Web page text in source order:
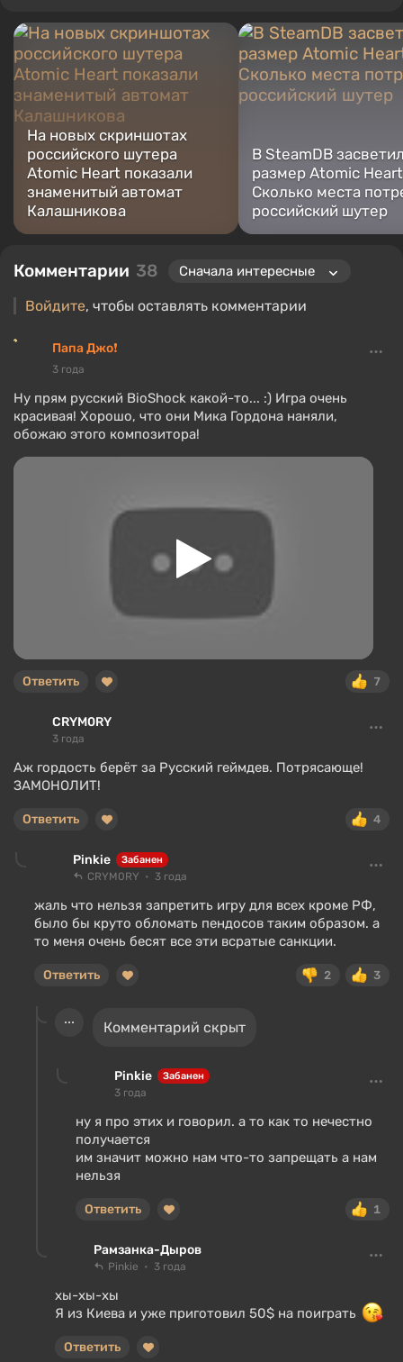
На новых скриншотах
российского шутера
Atomic Heart показали
знаменитый автомат
Калашникова
В SteamDB
размер Atomic
Сколько места
российский шутер
Комментарии 38
Войдите, чтобы оставлять комментарии
Папа Джо❗
3 года
Ну прям русский BioShock какой-то... :) Игра очень
красивая! Хорошо, что они Мика Гордона наняли,
обожаю этого композитора!
7
Ответить
CRYM0RY
3 года
Аж гордость берёт за Русский геймдев. Потрясающе!
ЗАМОНОЛИТ!
4
Ответить
Pinkie Забанен
CRYM0RY 3 года
жаль что нельзя запретить игру для всех кроме РФ,
было бы круто обломать пендосов таким образом. а
то меня очень бесят все эти всратые санкции.
2 3
Ответить
Комментарий скрыт
Pinkie Забанен
3 года
ну я про этих и говорил. а то как то нечестно
получается
им значит можно нам что-то запрещать а нам
нельзя
1
Ответить
Рамзанка-Дыров
Pinkie 3 года
хы-хы-хы
Я из Киева и уже приготовил 50$ на поиграть
Ответить